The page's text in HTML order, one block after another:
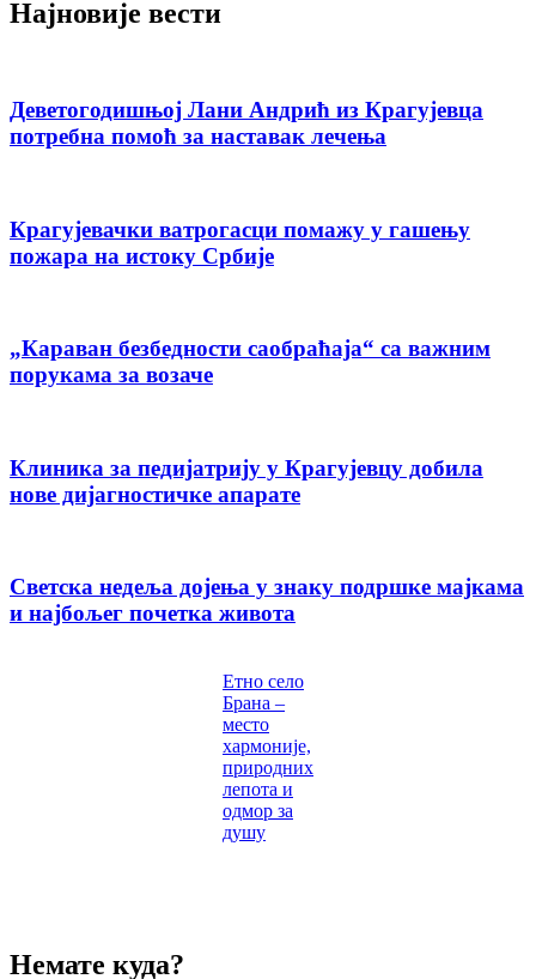
Најновије вести
Деветогодишњој Лани Андрић из Крагујевца
потребна помоћ за наставак лечења
Крагујевачки ватрогасци помажу у гашењу
пожара на истоку Србије
„Караван безбедности саобраћаја“ са важним
порукама за возаче
Клиника за педијатрију у Крагујевцу добила
нове дијагностичке апарате
Светска недеља дојења у знаку подршке мајкама
и најбољег почетка живота
Етно село
Брана –
место
хармоније,
природних
лепота и
одмор за
душу
Немате куда?